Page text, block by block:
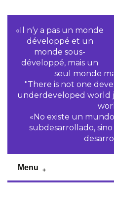
«Il n‘y a pas un monde
développé et un
monde sous-
développé, mais un
seul monde
"There is not one
underdeveloped world
«No existe un
subdesarrollado,
Menu